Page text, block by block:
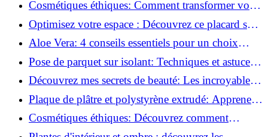
Cosmétiques éthiques: Comment transformer votre
routine beauté!
Optimisez votre espace : Découvrez ce placard sous
rampant à portes coulissantes!
Aloe Vera: 4 conseils essentiels pour un choix
parfait!
Pose de parquet sur isolant: Techniques et astuces
pour un sol parfait!
Découvrez mes secrets de beauté: Les incroyables
vertus du raisin!
Plaque de plâtre et polystyrène extrudé: Apprenez
à les coller efficacement!
Cosmétiques éthiques: Découvrez comment
transformer votre routine beauté!